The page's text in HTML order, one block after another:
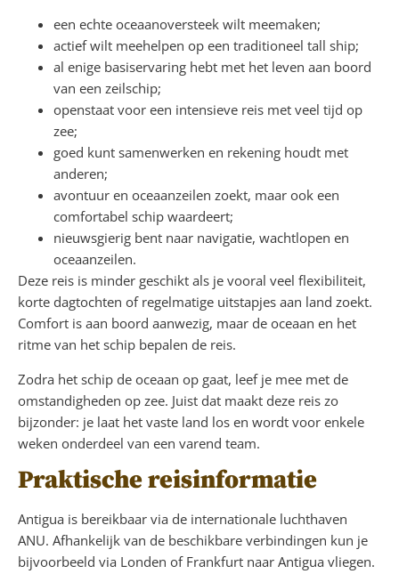
een echte oceaanoversteek wilt meemaken;
actief wilt meehelpen op een traditioneel tall ship;
al enige basiservaring hebt met het leven aan boord
van een zeilschip;
openstaat voor een intensieve reis met veel tijd op
zee;
goed kunt samenwerken en rekening houdt met
anderen;
avontuur en oceaanzeilen zoekt, maar ook een
comfortabel schip waardeert;
nieuwsgierig bent naar navigatie, wachtlopen en
oceaanzeilen.
Deze reis is minder geschikt als je vooral veel flexibiliteit,
korte dagtochten of regelmatige uitstapjes aan land zoekt.
Comfort is aan boord aanwezig, maar de oceaan en het
ritme van het schip bepalen de reis.
Zodra het schip de oceaan op gaat, leef je mee met de
omstandigheden op zee. Juist dat maakt deze reis zo
bijzonder: je laat het vaste land los en wordt voor enkele
weken onderdeel van een varend team.
Praktische reisinformatie
Antigua is bereikbaar via de internationale luchthaven
ANU. Afhankelijk van de beschikbare verbindingen kun je
bijvoorbeeld via Londen of Frankfurt naar Antigua vliegen.